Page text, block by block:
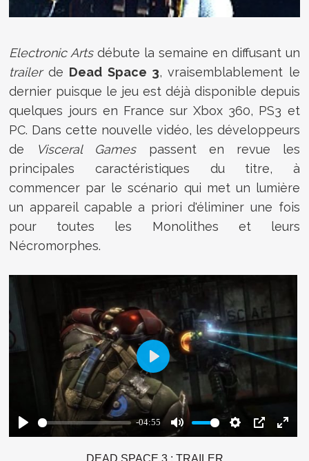
Electronic Artsdébute la semaine en diffusant un
trailerde Dead Space 3, vraisemblablement le
dernier puisque le jeu est déjà disponible depuis
quelques jours en France sur Xbox 360, PS3 et
PC. Dans cette nouvelle vidéo, les développeurs
de
Visceral Gamespassent en revue les
principales caractéristiques du titre, à
commencer par le scénario qui met un lumière
un appareil capable a priori d'éliminer une fois
pour toutes les Monolithes et leurs
Nécromorphes.
DEAD SPACE 3 : TRAILER